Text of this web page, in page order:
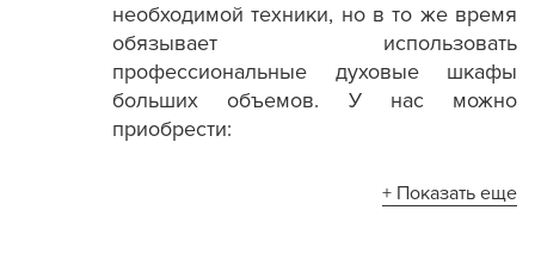
необходимой техники, но в то же время
обязывает использовать
профессиональные духовые шкафы
больших объемов. У нас можно
приобрести:
+ Показать еще